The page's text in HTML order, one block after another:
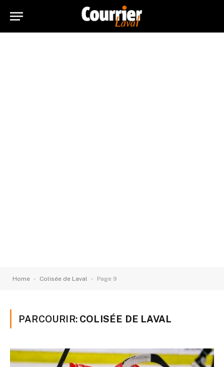
Home - Colisée de Laval - Page 9
PARCOURIR: COLISÉE DE LAVAL